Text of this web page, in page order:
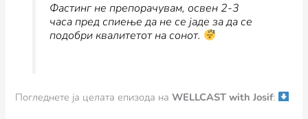
Фастинг не препорачувам, освен 2-3
часа пред спиење да не се јаде за да се
подобри квалитетот на сонот.
Погледнете ја целата епизода наWELLCAST with Josif: